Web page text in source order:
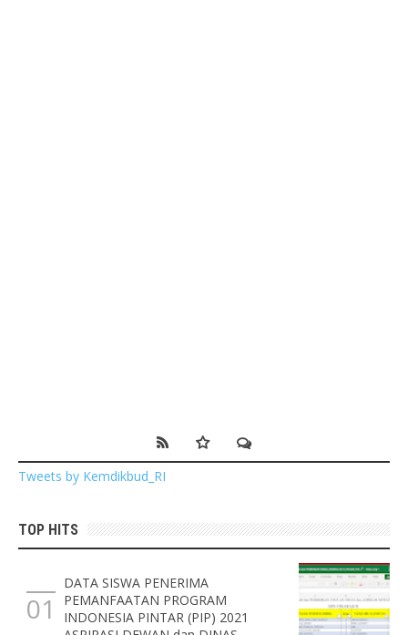
Tweets by Kemdikbud_RI
TOP HITS
DATA SISWA PENERIMA
PEMANFAATAN PROGRAM
INDONESIA PINTAR (PIP) 2021